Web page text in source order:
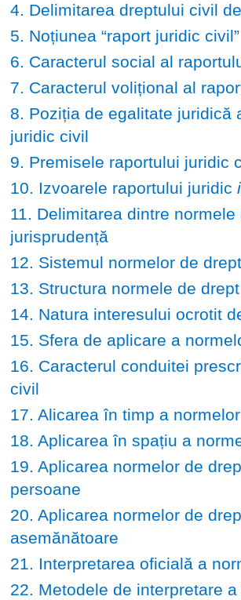
4. Delimitarea dreptului civil
5. Noțiunea “raport juridic civil”
6. Caracterul social al
7. Caracterul volițional al
8. Poziția de egalitate juridică
juridic civil
9. Premisele raportului juridic
10. Izvoarele raportului juridic
11. Delimitarea dintre
jurisprudență
12. Sistemul normelor de
13. Structura normele de
14. Natura interesului ocrotit
15. Sfera de aplicare a
16. Caracterul conduitei
civil
17. Alicarea în timp a
18. Aplicarea în spațiu a
19. Aplicarea normelor de
persoane
20. Aplicarea normelor de
asemănătoare
21. Interpretarea oficială a
22. Metodele de interpretare